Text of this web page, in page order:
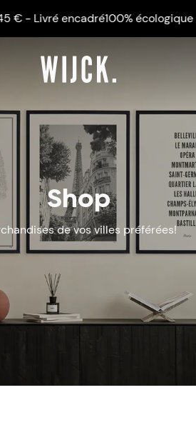
encadré100% écologique -
Shop
de vos villes préférées!